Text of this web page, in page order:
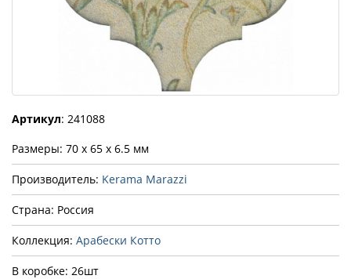
Артикул: 241088
Размеры: 70 x 65 x 6.5 мм
Производитель: Kerama Marazzi
Страна: Россия
Коллекция: Арабески Котто
В коробке: 26шт